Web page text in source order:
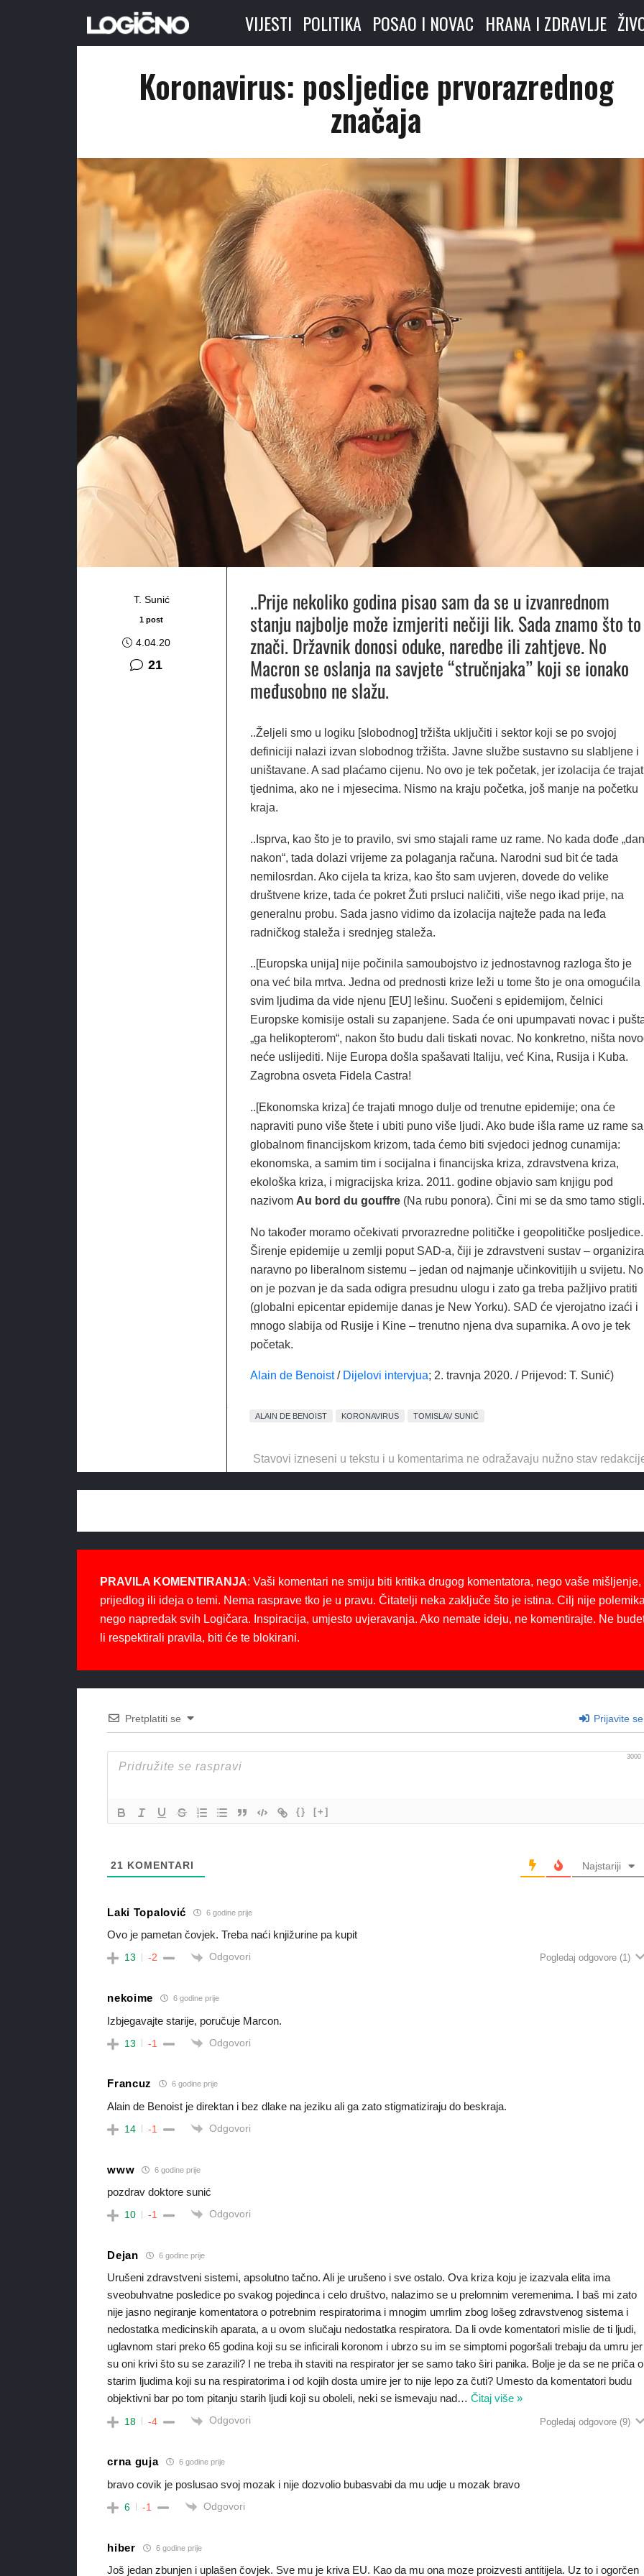
VIJESTI POLITIKA POSAO I NOVAC HRANA I ZDRAVLJE
Koronavirus: posljedice prvorazrednog
značaja
T. Sunić
1 post
4.04.20
21
..Prije nekoliko godina pisao sam da se u izvanrednom
stanju najbolje može izmjeriti nečiji lik. Sada znamo što to
znači. Državnik donosi oduke, naredbe ili zahtjeve. No
Macron se oslanja na savjete “stručnjaka” koji se ionako
međusobno ne slažu.
..Željeli smo u logiku [slobodnog] tržišta uključiti i sektor koji se po svojoj
definiciji nalazi izvan slobodnog tržišta. Javne službe sustavno su slabljene i
uništavane. A sad plaćamo cijenu. No ovo je tek početak, jer izolacija će
tjednima, ako ne i mjesecima. Nismo na kraju početka, još manje na početku
kraja.
..Isprva, kao što je to pravilo, svi smo stajali rame uz rame. No kada dođe „dan
nakon“, tada dolazi vrijeme za polaganja računa. Narodni sud bit će tada
nemilosrdan. Ako cijela ta kriza, kao što sam uvjeren, dovede do velike
društvene krize, tada će pokret Žuti prsluci naličiti, više nego ikad prije, na
generalnu probu. Sada jasno vidimo da izolacija najteže pada na leđa
radničkog staleža i srednjeg staleža.
..[Europska unija] nije počinila samoubojstvo iz jednostavnog razloga što je
ona već bila mrtva. Jedna od prednosti krize leži u tome što je ona omogućila
svim ljudima da vide njenu [EU] lešinu. Suočeni s epidemijom, čelnici
Europske komisije ostali su zapanjene. Sada će oni upumpavati novac i
„ga helikopterom“, nakon što budu dali tiskati novac. No konkretno, ništa
neće uslijediti. Nije Europa došla spašavati Italiju, već Kina, Rusija i Kuba.
Zagrobna osveta Fidela Castra!
..[Ekonomska kriza] će trajati mnogo dulje od trenutne epidemije; ona će
napraviti puno više štete i ubiti puno više ljudi. Ako bude išla rame uz rame sa
globalnom financijskom krizom, tada ćemo biti svjedoci jednog cunamija:
ekonomska, a samim tim i socijalna i financijska kriza, zdravstvena kriza,
ekološka kriza, i migracijska kriza. 2011. godine objavio sam knjigu pod
nazivom Au bord du gouffre(Na rubu ponora). Čini mi se da smo tamo stigli.
No također moramo očekivati ​​prvorazredne političke i geopolitičke posljedice.
Širenje epidemije u zemlji poput SAD-a, čiji je zdravstveni sustav –
naravno po liberalnom sistemu – jedan od najmanje učinkovitijih u svijetu. No
on je pozvan je da sada odigra presudnu ulogu i zato ga treba pažljivo pratiti
(globalni epicentar epidemije danas je New Yorku). SAD će vjerojatno izaći i
mnogo slabija od Rusije i Kine – trenutno njena dva suparnika. A ovo je tek
početak.
Alain de Benoist/ Dijelovi intervjua; 2. travnja 2020. / Prijevod: T. Sunić)
ALAIN DE BENOIST KORONAVIRUS TOMISLAV SUNIĆ
Stavovi izneseni u tekstu i u komentarima ne odražavaju nužno stav
PRAVILA KOMENTIRANJA: Vaši komentari ne smiju biti kritika drugog komentatora, nego vaše mišljenje,
prijedlog ili ideja o temi. Nema rasprave tko je u pravu. Čitatelji neka zaključe što je istina. Cilj nije
nego napredak svih Logičara. Inspiracija, umjesto uvjeravanja. Ako nemate ideju, ne komentirajte. Ne
li respektirali pravila, biti će te blokirani.
Pretplatiti se Prijavite se
3000
{} [+]
21 KOMENTARI Najstariji
Laki Topalović 6 godine prije
Ovo je pametan čovjek. Treba naći knjižurine pa kupit
13 -2 Odgovori Pogledaj odgovore (1)
nekoime 6 godine prije
Izbjegavajte starije, poručuje Marcon.
13 -1 Odgovori
Francuz 6 godine prije
Alain de Benoist je direktan i bez dlake na jeziku ali ga zato stigmatiziraju do beskraja.
14 -1 Odgovori
www 6 godine prije
pozdrav doktore sunić
10 -1 Odgovori
Dejan 6 godine prije
Urušeni zdravstveni sistemi, apsolutno tačno. Ali je urušeno i sve ostalo. Ova kriza koju je izazvala elita ima
sveobuhvatne posledice po svakog pojedinca i celo društvo, nalazimo se u prelomnim veremenima. I baš mi zato
nije jasno negiranje komentatora o potrebnim respiratorima i mnogim umrlim zbog lošeg zdravstvenog sistema i
nedostatka medicinskih aparata, a u ovom slučaju nedostatka respiratora. Da li ovde komentatori mislie de ti ljudi,
uglavnom stari preko 65 godina koji su se inficirali koronom i ubrzo su im se simptomi pogoršali trebaju da umru jer
su oni krivi što su se zarazili? I ne treba ih staviti na respirator jer se samo tako širi panika. Bolje je da se ne priča o
starim ljudima koji su na respiratorima i od kojih dosta umire jer to nije lepo za čuti? Umesto da komentatori budu
objektivni bar po tom pitanju starih ljudi koji su oboleli, neki se ismevaju nad…Čitaj više »
18 -4 Odgovori Pogledaj odgovore (9)
crna guja 6 godine prije
bravo covik je poslusao svoj mozak i nije dozvolio bubasvabi da mu udje u mozak bravo
6 -1 Odgovori
hiber 6 godine prije
Još jedan zbunjen i uplašen čovjek. Sve mu je kriva EU. Kao da mu ona moze proizvesti antitijela. Uz to i ogorčen